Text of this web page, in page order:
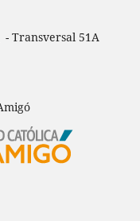
- Transversal 51A